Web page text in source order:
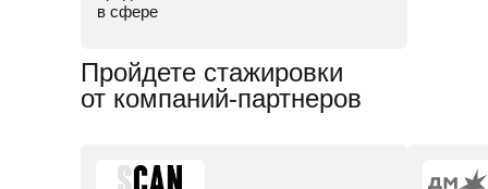
в сфере
Общий чат курса, чтобы общаться
с другими студентами
Чат с ментором, чтобы прояснить
наработать опыт
Пройдете стажировки
от компаний-партнеров